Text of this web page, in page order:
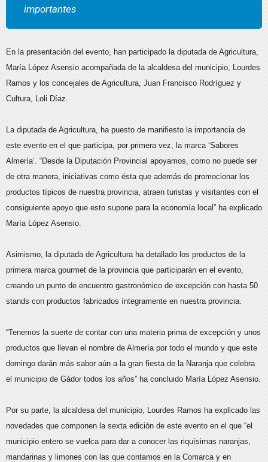
importantes
En la presentación del evento, han participado la diputada de Agricultura,
María López Asensio acompañada de la alcaldesa del municipio, Lourdes
Ramos y los concejales de Agricultura, Juan Francisco Rodríguez y
Cultura, Loli Díaz.
La diputada de Agricultura, ha puesto de manifiesto la importancia de
este evento en el que participa, por primera vez, la marca ‘Sabores
Almería’. “Desde la Diputación Provincial apoyamos, como no puede ser
de otra manera, iniciativas como ésta que además de promocionar los
productos típicos de nuestra provincia, atraen turistas y visitantes con el
consiguiente apoyo que esto supone para la economía local” ha explicado
María López Asensio.
Asimismo, la diputada de Agricultura ha detallado los productos de la
primera marca gourmet de la provincia que participarán en el evento,
creando un punto de encuentro gastronómico de excepción con hasta 50
stands con productos fabricados íntegramente en nuestra provincia.
“Tenemos la suerte de contar con una materia prima de excepción y unos
productos que llevan el nombre de Almería por todo el mundo y que este
domingo darán más sabor aún a la gran fiesta de la Naranja que celebra
el municipio de Gádor todos los años” ha concluido María López Asensio.
Por su parte, la alcaldesa del municipio, Lourdes Ramos ha explicado las
novedades que componen la sexta edición de este evento en el que “el
municipio entero se vuelca para dar a conocer las riquísimas naranjas,
mandarinas y limones con las que contamos en la Comarca y en